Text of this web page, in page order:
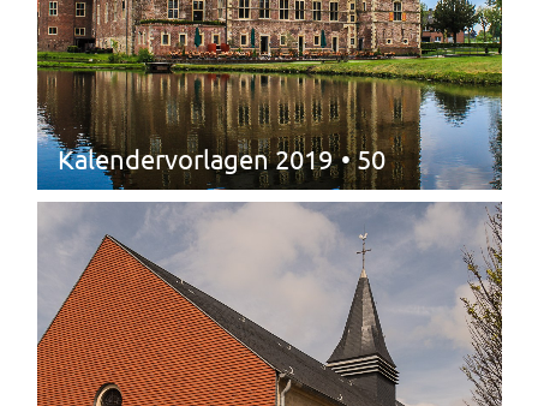
Kalendervorlagen 2019 • 50